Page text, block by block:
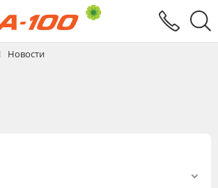
ЭСЧФ
Новости